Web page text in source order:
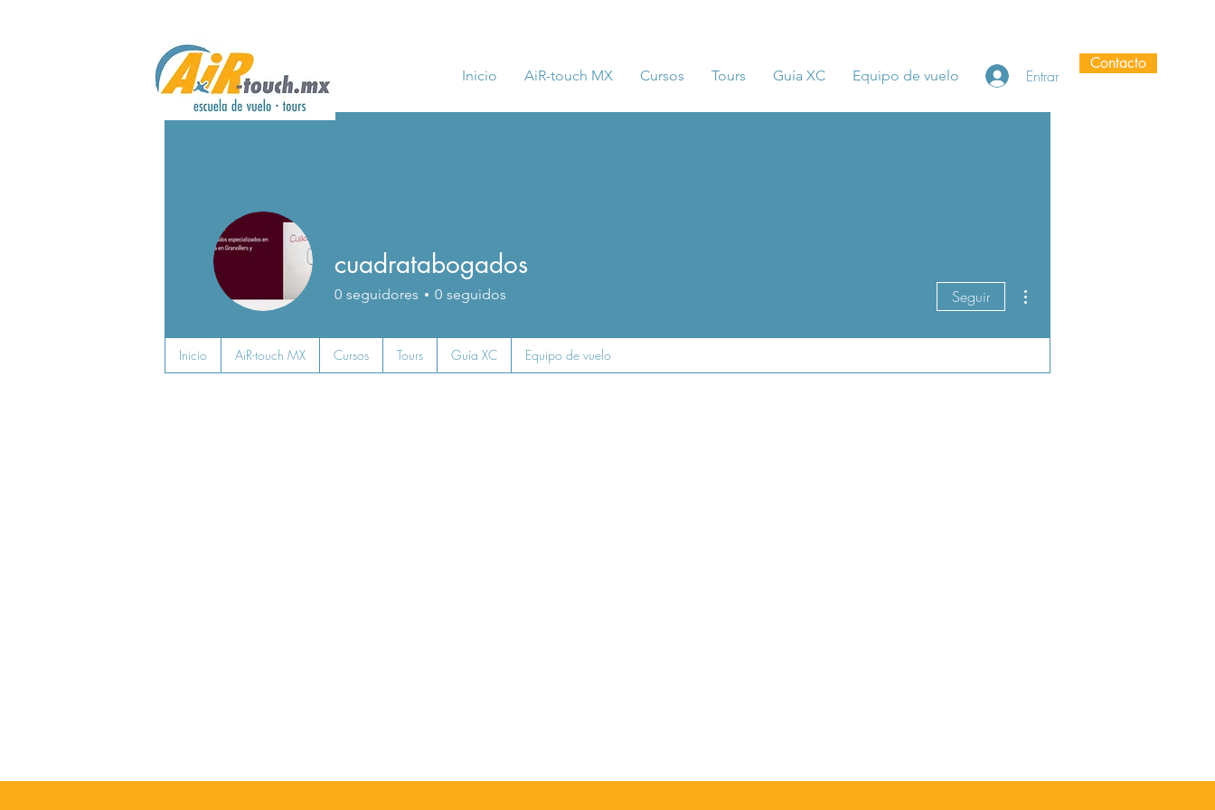
Inicio AiR-touch MX Cursos Tours Guía XC Equipo de vuelo Entrar
Contacto
cuadratabogados
0 seguidores 0 seguidos Seguir
Inicio AiR-touch MX Cursos Tours Guía XC Equipo de vuelo